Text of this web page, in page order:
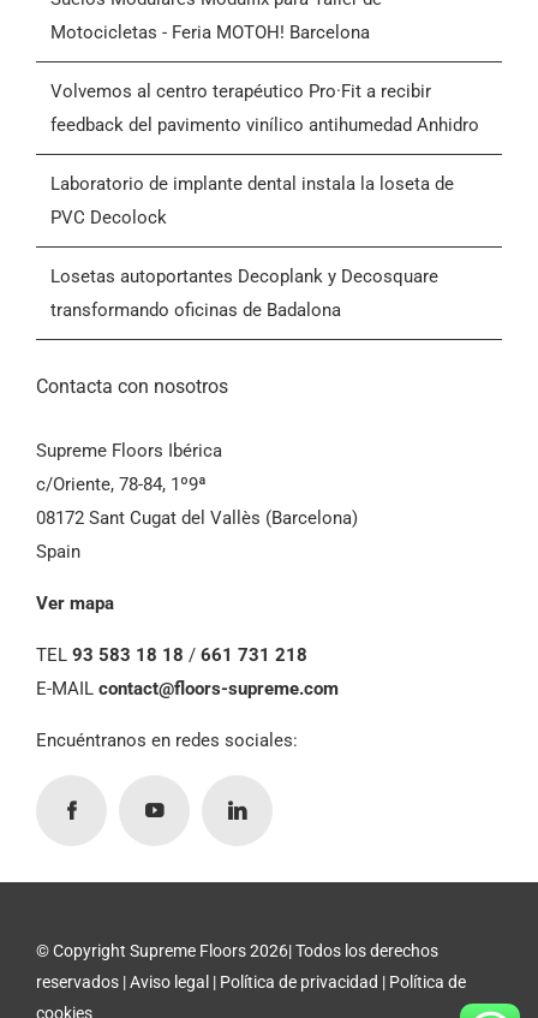
Contactar
Motocicletas - Feria MOTOH! Barcelona
Volvemos al centro terapéutico Pro·Fit a recibir
feedback del pavimento vinílico antihumedad Anhidro
Laboratorio de implante dental instala la loseta de
PVC Decolock
Losetas autoportantes Decoplank y Decosquare
transformando oficinas de Badalona
Contacta con nosotros
Supreme Floors Ibérica
c/Oriente, 78-84, 1º9ª
08172 Sant Cugat del Vallès (Barcelona)
Spain
Ver mapa
TEL 93 583 18 18 / 661 731 218
E-MAIL contact@floors-supreme.com
Encuéntranos en redes sociales:
© Copyright Supreme Floors 2026| Todos los derechos
reservados |Aviso legal | Política de privacidad | Política de
cookies